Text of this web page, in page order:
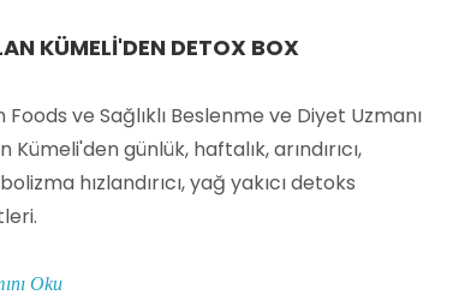
KÜMELI'DEN DETOX BOX
Foods ve Sağlıklı Beslenme ve Diyet Uzmanı
Kümeli'den günlük, haftalık, arındırıcı,
hızlandırıcı, yağ yakıcı detoks
Oku